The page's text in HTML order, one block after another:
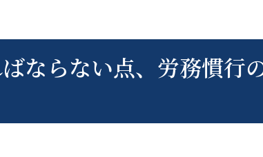
ならない点、労務慣行